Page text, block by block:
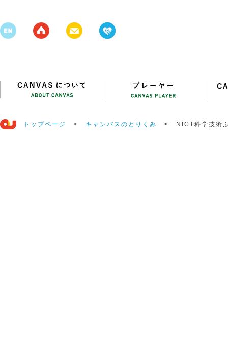
トップページ > キャンバスのとりくみ > NICT科学技術